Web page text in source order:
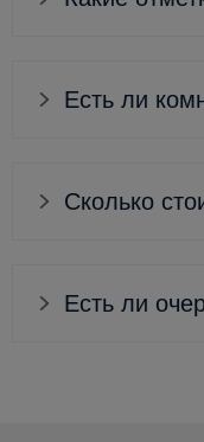
Есть ли
Сколько
Есть ли